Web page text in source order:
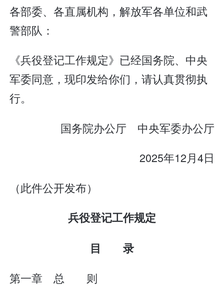
各部委、各直属机构，解放军各单位和武
警部队：
《兵役登记工作规定》已经国务院、中央
军委同意，现印发给你们，请认真贯彻执
行。
国务院办公厅 中央军委办公厅
2025年12月4日
（此件公开发布）
兵役登记工作规定
目 录
第一章 总 则